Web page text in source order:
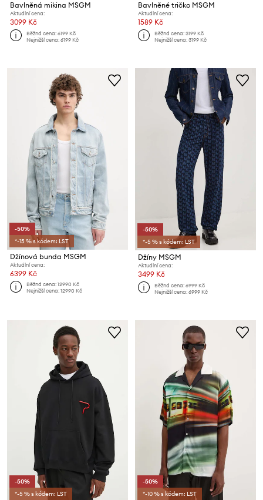
Bavlněná mikina MSGM
Aktuální cena:
3099 Kč
Běžná cena:6199 Kč
Nejnižší cena:6199 Kč
Bavlněné tričko MSGM
Aktuální cena:
1589 Kč
Běžná cena:3199 Kč
Nejnižší cena:3199 Kč
-50%
*-15 % s kódem: LST
Džínová bunda MSGM
Aktuální cena:
6399 Kč
Běžná cena:12990 Kč
Nejnižší cena:12990 Kč
-50%
*-5 % s kódem: LST
Džíny MSGM
Aktuální cena:
3499 Kč
Běžná cena:6999 Kč
Nejnižší cena:6999 Kč
-50%
*-5 % s kódem: LST
-50%
*-10 % s kódem: LST